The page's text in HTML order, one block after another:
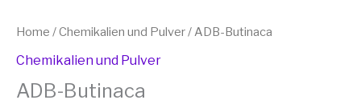
Home /Chemikalien und Pulver/ ADB-Butinaca
Chemikalien und Pulver
ADB-Butinaca